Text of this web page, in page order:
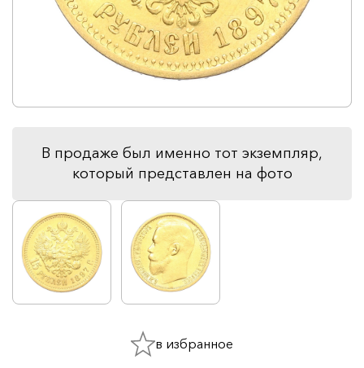
В продаже был именно тот экземпляр,
который представлен на фото
в избранное